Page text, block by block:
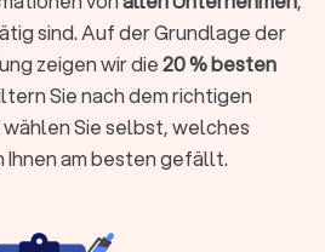
Kosten inklusive Material auf 8 € bis
Diese Preise hängen von
wie der Komplexität der Arbeiten
Zusätzliche Leistungen wie
oderTapezierenkönnen
beeinflussen.
richtigen Maler in
sind. Auf der Grundlage der
zeigen wir die20 % besten
Sie nach dem richtigen
Sie selbst, welches
Ihnen am besten gefällt.